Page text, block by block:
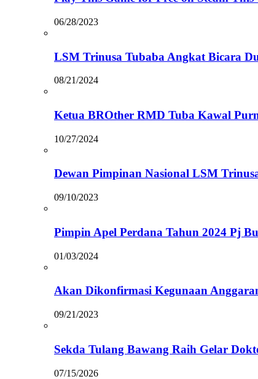
06/28/2023
LSM Trinusa Tubaba Angkat Bicara
08/21/2024
Ketua BROther RMD Tuba Kawal
10/27/2024
Dewan Pimpinan Nasional LSM
09/10/2023
Pimpin Apel Perdana Tahun 2024 Pj
01/03/2024
Akan Dikonfirmasi Kegunaan
09/21/2023
Sekda Tulang Bawang Raih Gelar
07/15/2026